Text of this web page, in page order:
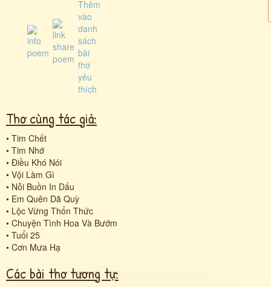
Thơ cùng tác giả:
• Tim Chết
• Tim Nhớ
• Điều Khó Nói
• Vội Làm Gì
• Nỗi Buồn In Dấu
• Em Quên Dã Quỳ
• Lộc Vừng Thổn Thức
• Chuyện Tình Hoa Và Bướm
• Tuổi 25
• Cơn Mưa Hạ
Các bài thơ tương tự: